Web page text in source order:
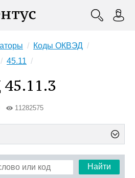
Коды ОКВЭД
45.11
11282575
Найти